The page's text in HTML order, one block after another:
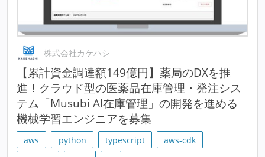
株式会社カケハシ
【累計資金調達額149億円】薬局のDXを推
進！クラウド型の医薬品在庫管理・発注シス
テム「Musubi AI在庫管理」の開発を進める
機械学習エンジニアを募集
aws python typescript
aws-cdk